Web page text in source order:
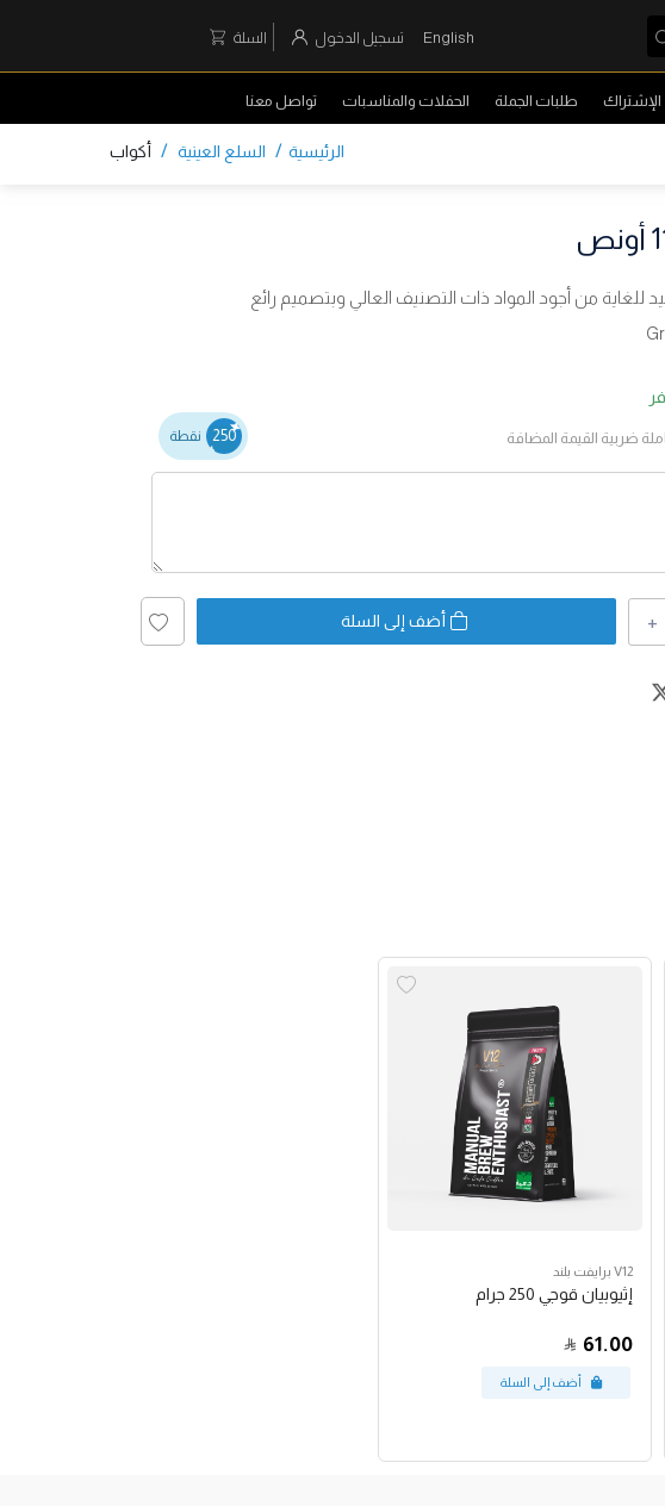
English تسجيل الدخول السلة
الإشتراك طلبات الجملة الحفلات والمناسبات تواصل معنا
الرئيسية / السلع العينية / أكواب
من أجود المواد ذات التصنيف العالي وبتصميم رائع
ضربية القيمة المضافة 250 نقطة
+ أضف إلى السلة
V12 برايفت بلند
إثيوبيان قوجي 250 جرام
61.00